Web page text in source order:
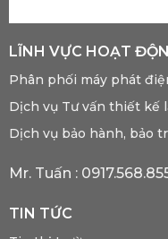
LĨNH VỰC HOẠT
Phân phối máy phát
Dịch vụ Tư vấn thiết kế
Dịch vụ bảo hành, bảo
Mr. Tuấn :
TIN TỨC